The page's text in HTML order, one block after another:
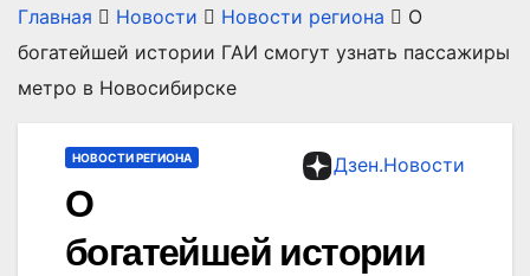
Главная Новости Новости региона
О
богатейшей истории ГАИ смогут узнать пассажиры
метро в Новосибирске
Дзен.Новости
НОВОСТИ РЕГИОНА
О
богатейшей истории